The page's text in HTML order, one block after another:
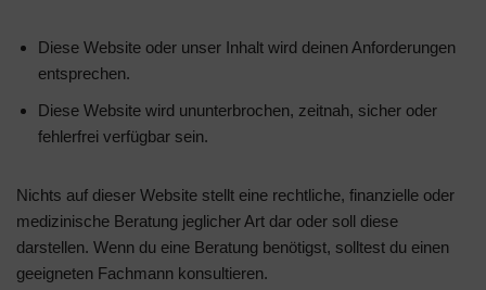
Diese Website oder unser Inhalt wird deinen Anforderungen
entsprechen.
Diese Website wird ununterbrochen, zeitnah, sicher oder
fehlerfrei verfügbar sein.
Nichts auf dieser Website stellt eine rechtliche, finanzielle oder
medizinische Beratung jeglicher Art dar oder soll diese
darstellen. Wenn du eine Beratung benötigst, solltest du einen
geeigneten Fachmann konsultieren.